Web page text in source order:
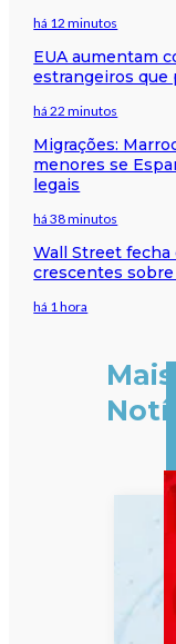
há 12 minutos
EUA aumentam
estrangeiros que
há 22 minutos
Migrações:
menores se
legais
há 38 minutos
Wall Street fecha
crescentes
há 1 hora
Mais